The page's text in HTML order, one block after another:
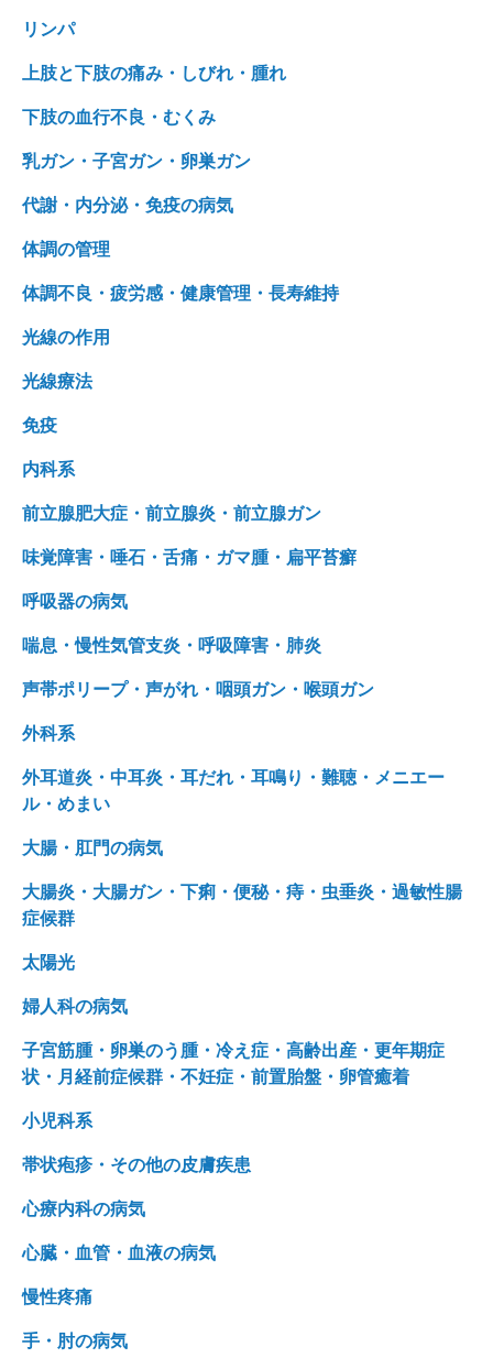
リンパ
上肢と下肢の痛み・しびれ・腫れ
下肢の血行不良・むくみ
乳ガン・子宮ガン・卵巣ガン
代謝・内分泌・免疫の病気
体調の管理
体調不良・疲労感・健康管理・長寿維持
光線の作用
光線療法
免疫
内科系
前立腺肥大症・前立腺炎・前立腺ガン
味覚障害・唾石・舌痛・ガマ腫・扁平苔癬
呼吸器の病気
喘息・慢性気管支炎・呼吸障害・肺炎
声帯ポリープ・声がれ・咽頭ガン・喉頭ガン
外科系
外耳道炎・中耳炎・耳だれ・耳鳴り・難聴・メニエー
ル・めまい
大腸・肛門の病気
大腸炎・大腸ガン・下痢・便秘・痔・虫垂炎・過敏性腸
症候群
太陽光
婦人科の病気
子宮筋腫・卵巣のう腫・冷え症・高齢出産・更年期症
状・月経前症候群・不妊症・前置胎盤・卵管癒着
小児科系
帯状疱疹・その他の皮膚疾患
心療内科の病気
心臓・血管・血液の病気
慢性疼痛
手・肘の病気